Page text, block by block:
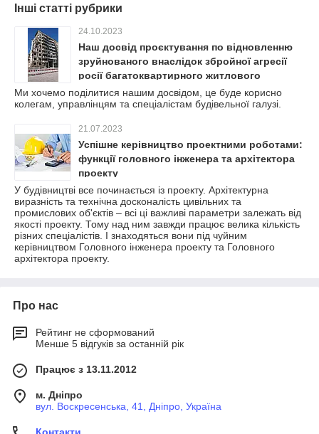
Інші статті рубрики
24.10.2023
Наш досвід проєктування по відновленню
зруйнованого внаслідок збройної агресії
росії багатоквартирного житлового
будинку.
Ми хочемо поділитися нашим досвідом, це буде корисно
колегам, управлінцям та спеціалістам будівельної галузі.
21.07.2023
Успішне керівництво проектними роботами:
функції головного інженера та архітектора
проекту
У будівництві все починається із проекту. Архітектурна
виразність та технічна досконалість цивільних та
промислових об'єктів – всі ці важливі параметри залежать від
якості проекту. Тому над ним завжди працює велика кількість
різних спеціалістів. І знаходяться вони під чуйним
керівництвом Головного інженера проекту та Головного
архітектора проекту.
Про нас
Рейтинг не сформований
Менше 5 відгуків за останній рік
Працює з 13.11.2012
м. Дніпро
вул. Воскресенська, 41, Дніпро, Україна